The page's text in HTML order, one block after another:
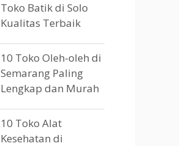
Toko Batik di Solo
Kualitas Terbaik
10 Toko Oleh-oleh di
Semarang Paling
Lengkap dan Murah
10 Toko Alat
Kesehatan di